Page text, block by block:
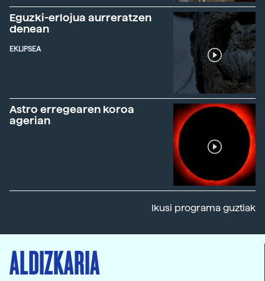
Eguzki-erlojua aurreratzen
denean
EKLIPSEA
Astro erregearen koroa
agerian
Ikusi programa guztiak
ALDIZKARIA